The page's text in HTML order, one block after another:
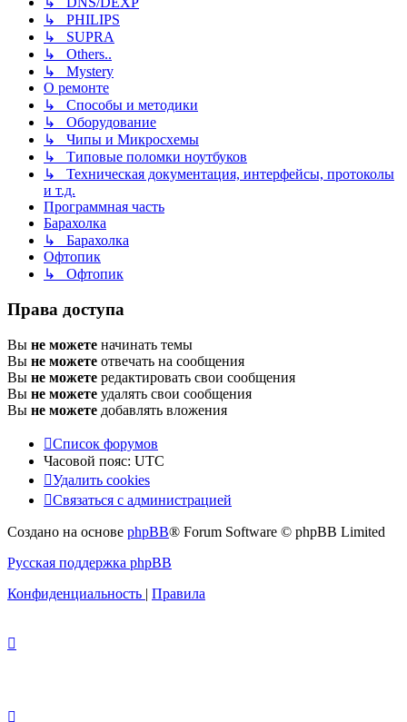
↳ PHILIPS
↳ SUPRA
↳ Others..
↳ Mystery
О ремонте
↳ Способы и методики
↳ Оборудование
↳ Чипы и Микросхемы
↳ Типовые поломки ноутбуков
↳ Техническая документация, интерфейсы, протоколы
и т.д.
Программная часть
Барахолка
↳ Барахолка
Офтопик
↳ Офтопик
Права доступа
Вы не можете начинать темы
Вы не можете отвечать на сообщения
Вы не можете редактировать свои сообщения
Вы не можете удалять свои сообщения
Вы не можете добавлять вложения
Список форумов
Часовой пояс: UTC
Удалить cookies
Связаться
администрацией
Связаться с администрацией
Создано на основе phpBB® Forum Software © phpBB Limited
Русская поддержка phpBB
Конфиденциальность | Правила